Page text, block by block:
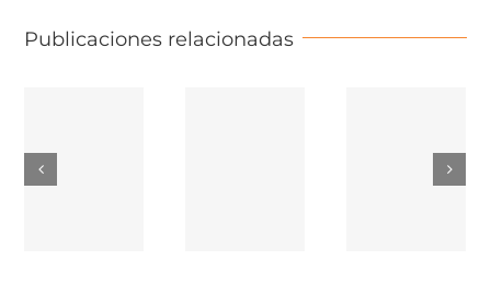
Publicaciones relacionadas